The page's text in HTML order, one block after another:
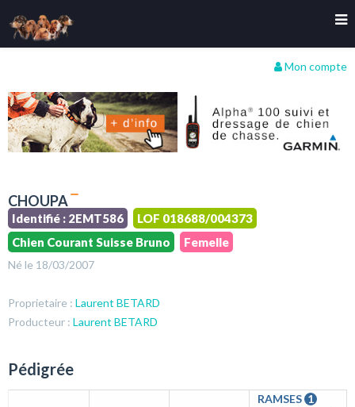
Mon compte
CHOUPA
Identifié : 2EMT586
LOF 018688/004373
Chien Courant Suisse Bruno
Femelle
Né le 18/03/2007
Proprietaire : Laurent BETARD
Producteur : Laurent BETARD
Pédigrée
RAMSES 1